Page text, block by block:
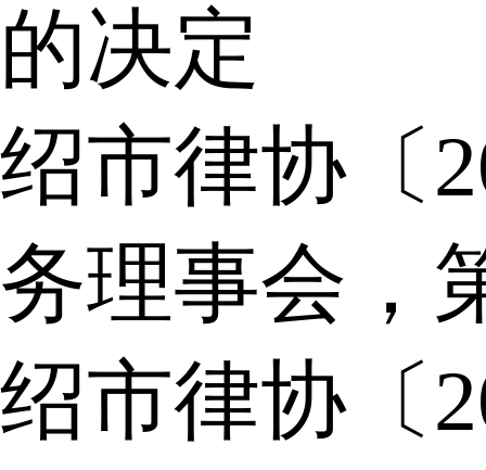
的决定
绍市律协〔
务理事会，
绍市律协〔